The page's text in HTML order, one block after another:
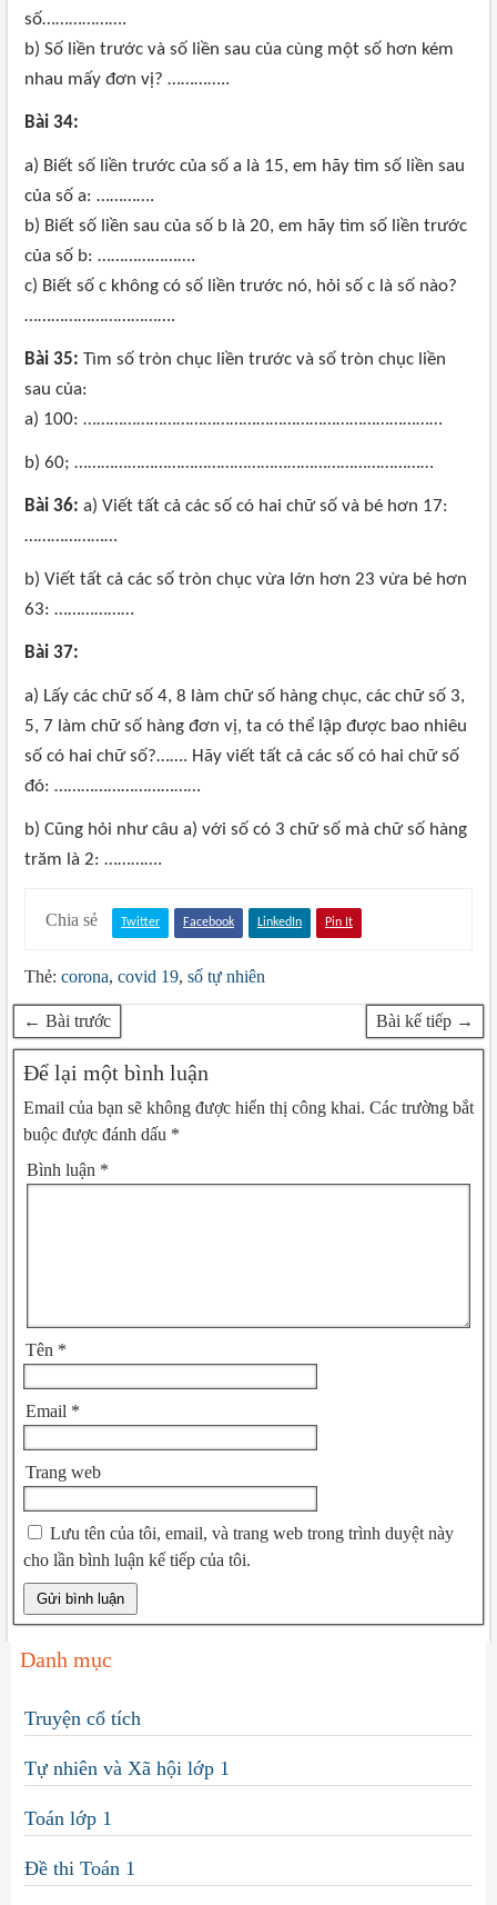
số……………….
b) Số liền trước và số liền sau của cùng một số hơn kém
nhau mấy đơn vị? …………..
Bài 34:
a) Biết số liền trước của số a là 15, em hãy tìm số liền sau
của số a: ………….
b) Biết số liền sau của số b là 20, em hãy tìm số liền trước
của số b: ………………….
c) Biết số c không có số liền trước nó, hỏi số c là số nào?
…………………………….
Bài 35: Tìm số tròn chục liền trước và số tròn chục liền
sau của:
a) 100: ………………………………………………………………………
b) 60; ………………………………………………………………………
Bài 36: a) Viết tất cả các số có hai chữ số và bé hơn 17:
…………………
b) Viết tất cả các số tròn chục vừa lớn hơn 23 vừa bé hơn
63: ………………
Bài 37:
a) Lấy các chữ số 4, 8 làm chữ số hàng chục, các chữ số 3,
5, 7 làm chữ số hàng đơn vị, ta có thể lập được bao nhiêu
số có hai chữ số?……. Hãy viết tất cả các số có hai chữ số
đó: ……………………………
b) Cũng hỏi như câu a) với số có 3 chữ số mà chữ số hàng
trăm là 2: ………….
Chia sẻ Twitter Facebook LinkedIn Pin It
Thẻ: corona, covid 19, số tự nhiên
← Bài trước Bài kế tiếp →
Để lại một bình luận
Email của bạn sẽ không được hiển thị công khai. Các trường bắt
buộc được đánh dấu *
Bình luận *
Tên *
Email *
Trang web
Lưu tên của tôi, email, và trang web trong trình duyệt này
cho lần bình luận kế tiếp của tôi.
Danh mục
Truyện cổ tích
Tự nhiên và Xã hội lớp 1
Toán lớp 1
Đề thi Toán 1